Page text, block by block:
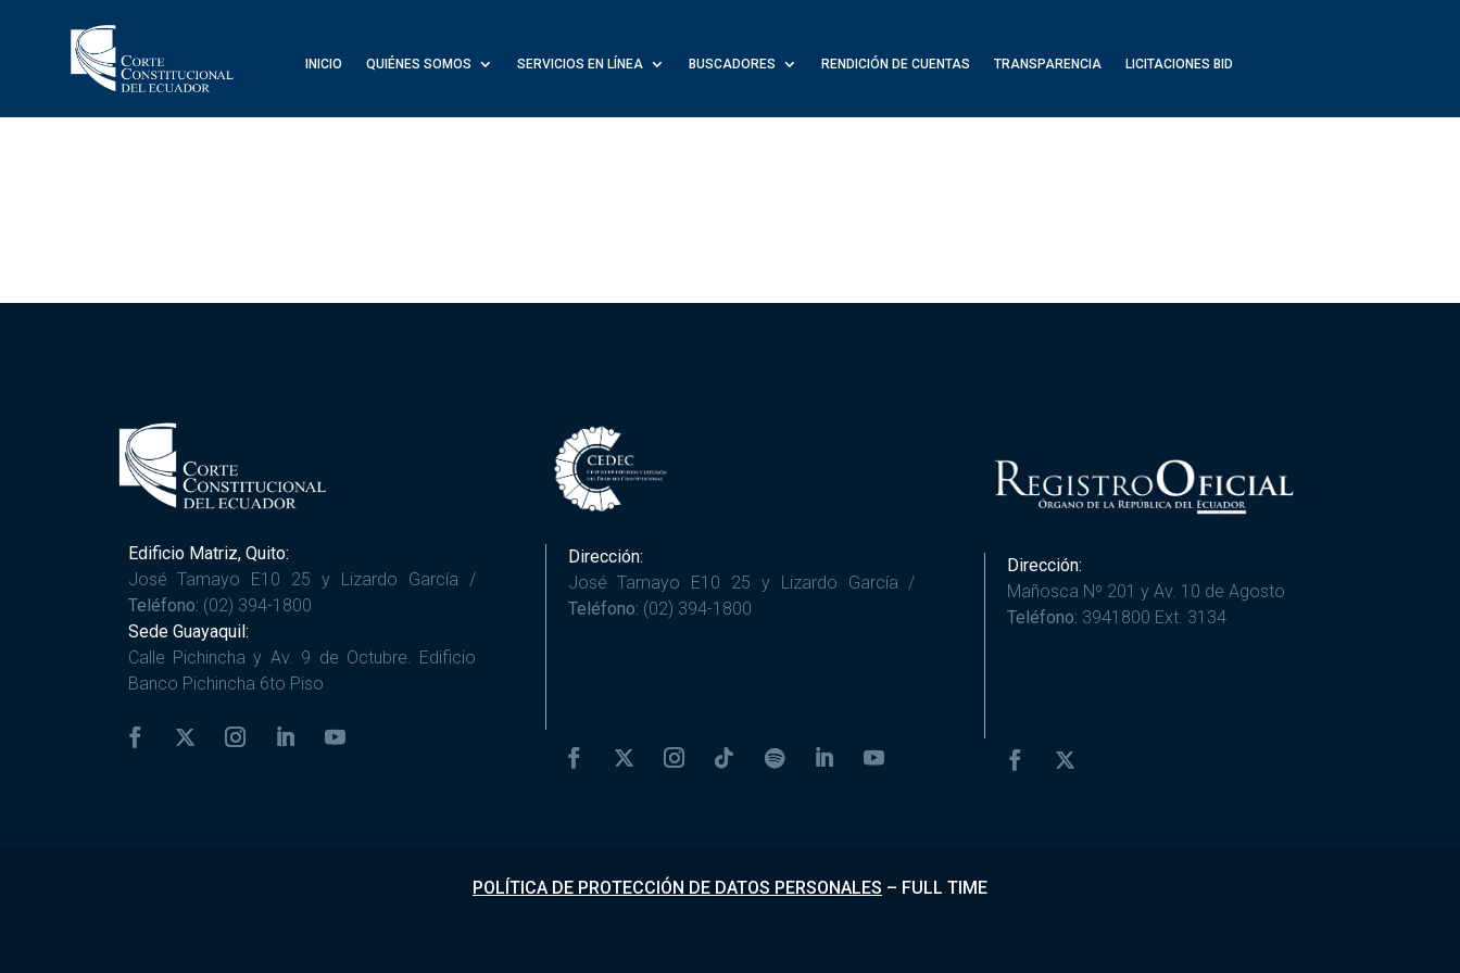
INICIO QUIÉNES SOMOS SERVICIOS EN LÍNEA BUSCADORES RENDICIÓN DE CUENTAS TRANSPARENCIA LICITACIONES BID
Edificio Matriz, Quito:
José Tamayo E10 25 y Lizardo García /
Teléfono: (02) 394-1800
Sede Guayaquil:
Calle Pichincha y Av. 9 de Octubre. Edificio
Banco Pichincha 6to Piso
Dirección:
José Tamayo E10 25 y Lizardo García /
Teléfono: (02) 394-1800
Dirección:
Mañosca Nº 201 y Av. 10 de Agosto
Teléfono: 3941800 Ext. 3134
POLÍTICA DE PROTECCIÓN DE DATOS PERSONALES – FULL TIME